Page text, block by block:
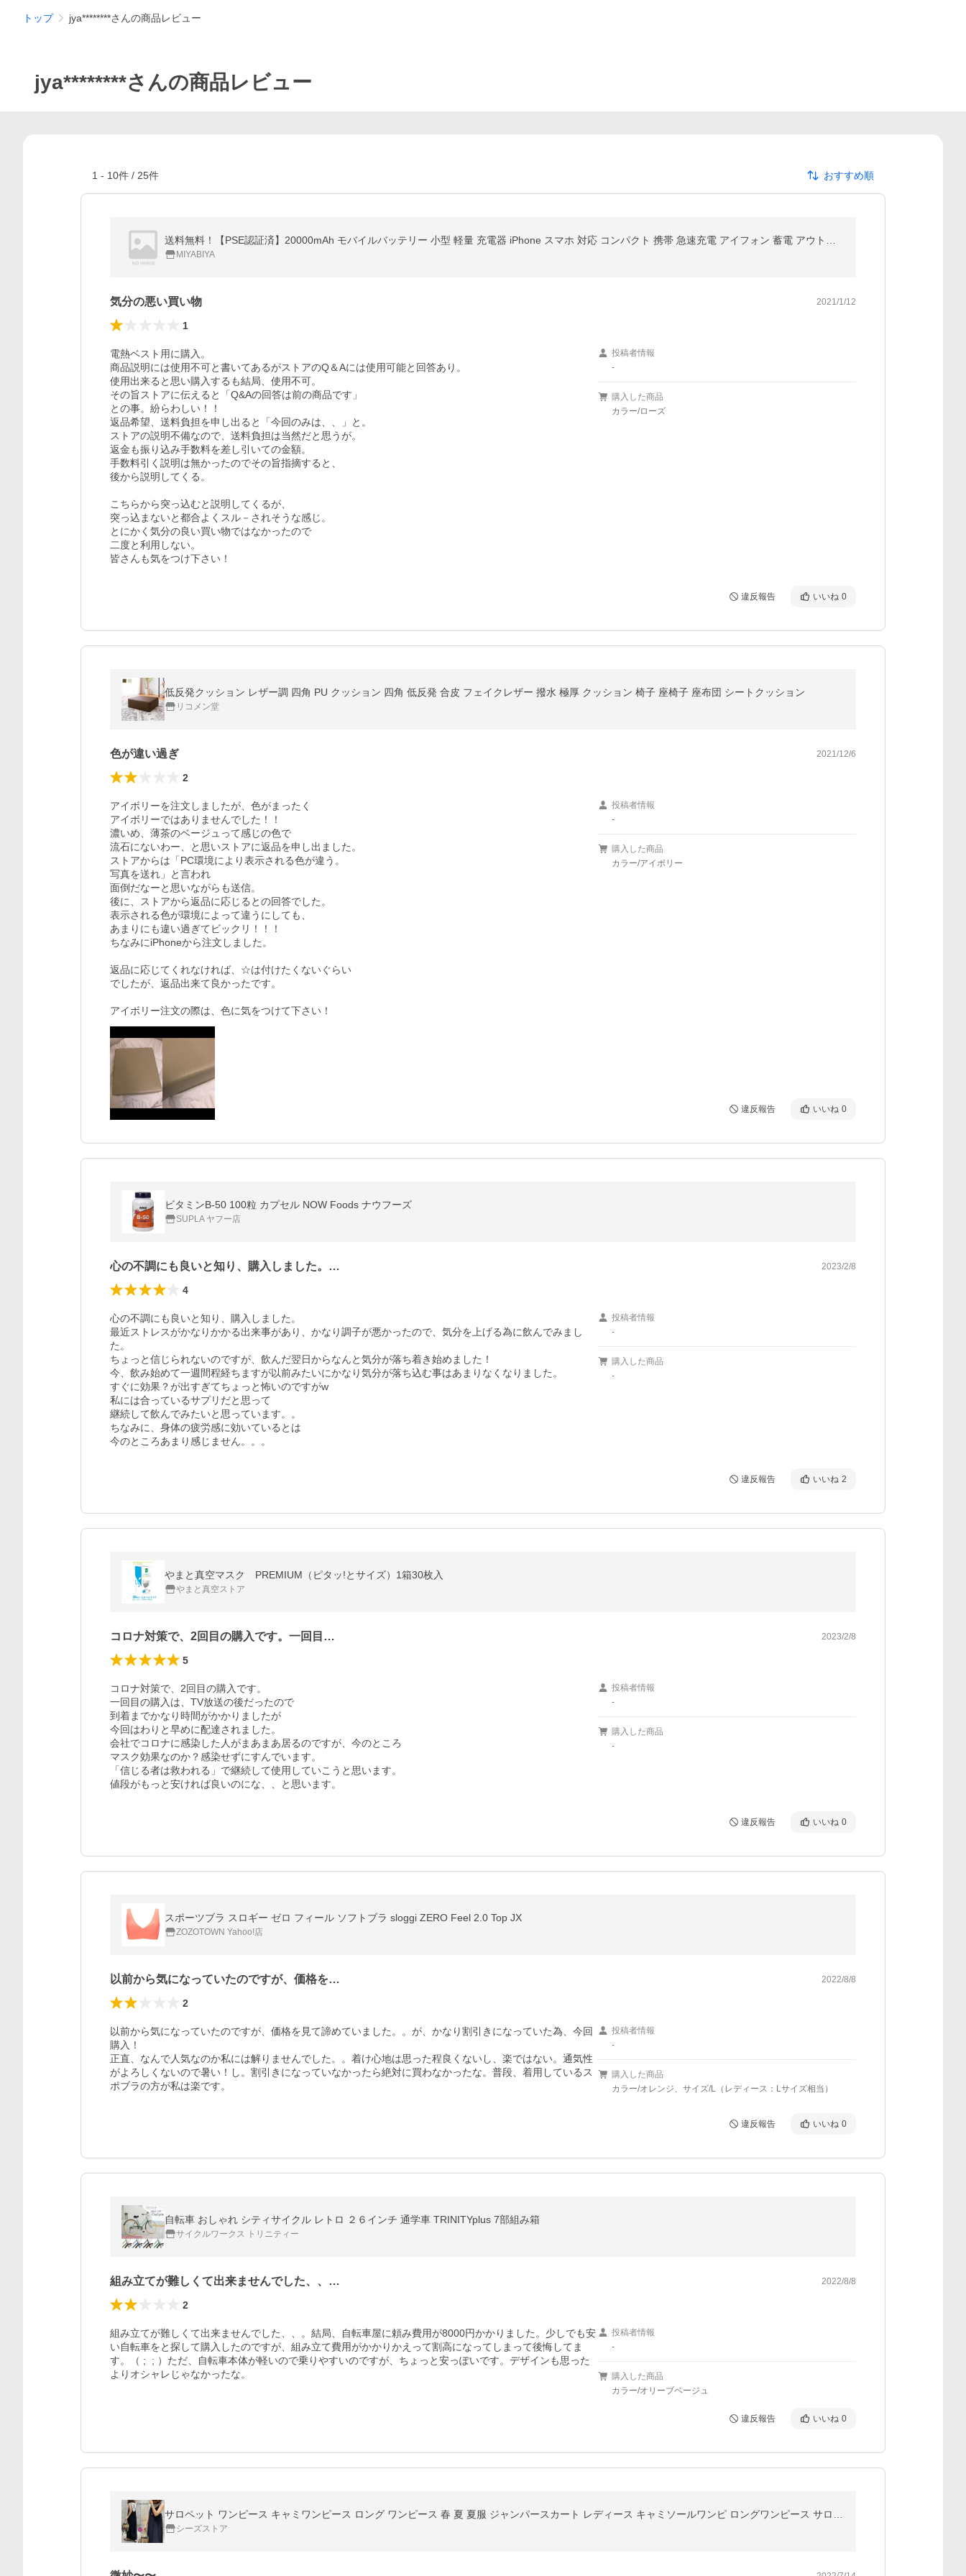
トップ jya********さんの商品レビュー
jya********さんの商品レビュー
1 - 10件 / 25件 おすすめ順
MIYABIYA
気分の悪い買い物 2021/1/12
1
電熱ベスト用に購入。
商品説明には使用不可と書いてあるがストアのQ＆Aには使用可能と回答あり。
使用出来ると思い購入するも結局、使用不可。
その旨ストアに伝えると「Q&Aの回答は前の商品です」
との事。紛らわしい！！
返品希望、送料負担を申し出ると「今回のみは、、」と。
ストアの説明不備なので、送料負担は当然だと思うが。
返金も振り込み手数料を差し引いての金額。
手数料引く説明は無かったのでその旨指摘すると、
後から説明してくる。
こちらから突っ込むと説明してくるが、
突っ込まないと都合よくスル－されそうな感じ。
とにかく気分の良い買い物ではなかったので
二度と利用しない。
皆さんも気をつけ下さい！
投稿者情報
-
購入した商品
カラー/ローズ
違反報告 いいね 0
低反発クッション レザー調 四角 PU クッション 四角 低反発 合皮 フェイクレザー 撥水 極厚 クッション 椅子 座椅子 座布団 シートクッション
リコメン堂
色が違い過ぎ 2021/12/6
2
アイボリーを注文しましたが、色がまったく
アイボリーではありませんでした！！
濃いめ、薄茶のベージュって感じの色で
流石にないわー、と思いストアに返品を申し出ました。
ストアからは「PC環境により表示される色が違う。
写真を送れ」と言われ
面倒だなーと思いながらも送信。
後に、ストアから返品に応じるとの回答でした。
表示される色が環境によって違うにしても、
あまりにも違い過ぎてビックリ！！！
ちなみにiPhoneから注文しました。
返品に応じてくれなければ、☆は付けたくないぐらい
でしたが、返品出来て良かったです。
アイボリー注文の際は、色に気をつけて下さい！
投稿者情報
-
購入した商品
カラー/アイボリー
違反報告 いいね 0
ビタミンB-50 100粒 カプセル NOW Foods ナウフーズ
SUPLA ヤフー店
心の不調にも良いと知り、購入しました。… 2023/2/8
4
心の不調にも良いと知り、購入しました。
最近ストレスがかなりかかる出来事があり、かなり調子が悪かったので、気分を上げる為に飲んでみまし
た。
ちょっと信じられないのですが、飲んだ翌日からなんと気分が落ち着き始めました！
今、飲み始めて一週間程経ちますが以前みたいにかなり気分が落ち込む事はあまりなくなりました。
すぐに効果？が出すぎてちょっと怖いのですがw
私には合っているサプリだと思って
継続して飲んでみたいと思っています。。
ちなみに、身体の疲労感に効いているとは
投稿者情報
-
購入した商品
-
違反報告 いいね 2
やまと真空マスク PREMIUM（ピタッ!とサイズ）1箱30枚入
やまと真空ストア
コロナ対策で、2回目の購入です。一回目… 2023/2/8
5
コロナ対策で、2回目の購入です。
一回目の購入は、TV放送の後だったので
到着までかなり時間がかかりましたが
今回はわりと早めに配達されました。
会社でコロナに感染した人がまあまあ居るのですが、今のところ
マスク効果なのか？感染せずにすんでいます。
「信じる者は救われる」で継続して使用していこうと思います。
値段がもっと安ければ良いのにな、、と思います。
投稿者情報
-
購入した商品
-
違反報告 いいね 0
スポーツブラ スロギー ゼロ フィール ソフトブラ sloggi ZERO Feel 2.0 Top JX
ZOZOTOWN Yahoo!店
以前から気になっていたのですが、価格を… 2022/8/8
2
以前から気になっていたのですが、価格を見て諦めていました。。が、かなり割引きになっていた為、今回
購入！
正直、なんで人気なのか私には解りませんでした。。着け心地は思った程良くないし、楽ではない。通気性
がよろしくないので暑い！し。割引きになっていなかったら絶対に買わなかったな。普段、着用しているス
ポブラの方が私は楽です。
投稿者情報
-
購入した商品
カラー/オレンジ、サイズ/L（レディース：Lサイズ相当）
違反報告 いいね 0
自転車 おしゃれ シティサイクル レトロ ２６インチ 通学車 TRINITYplus 7部組み箱
サイクルワークス トリニティー
組み立てが難しくて出来ませんでした、、… 2022/8/8
2
組み立てが難しくて出来ませんでした、、。結局、自転車屋に頼み費用が8000円かかりました。少しでも安
い自転車をと探して購入したのですが、組み立て費用がかかりかえって割高になってしまって後悔してま
す。（ ;  ; ）ただ、自転車本体が軽いので乗りやすいのですが、ちょっと安っぽいです。デザインも思った
よりオシャレじゃなかったな。
投稿者情報
-
購入した商品
カラー/オリーブベージュ
違反報告 いいね 0
シーズストア